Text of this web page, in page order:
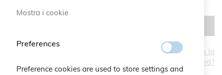
Hai dimenticato la
password?
Mostra i cookie
Preferences
Preference cookies are used to store settings and